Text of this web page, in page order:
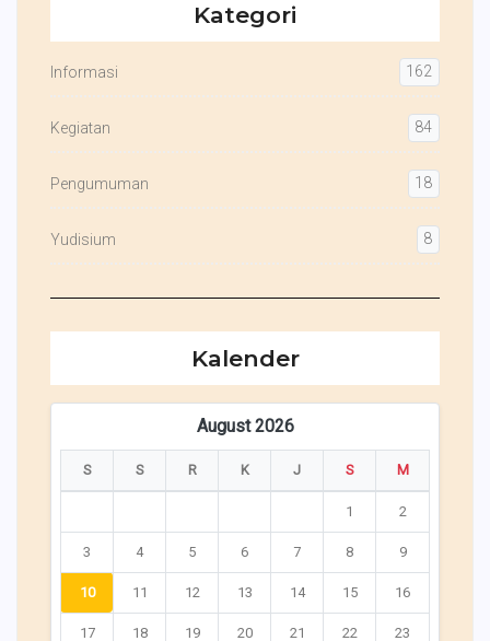
Kategori
Informasi 162
Kegiatan 84
Pengumuman 18
Yudisium 8
Kalender
August 2026
S S R K J S M
1 2
3 4 5 6 7 8 9
10 11 12 13 14 15 16
17 18 19 20 21 22 23